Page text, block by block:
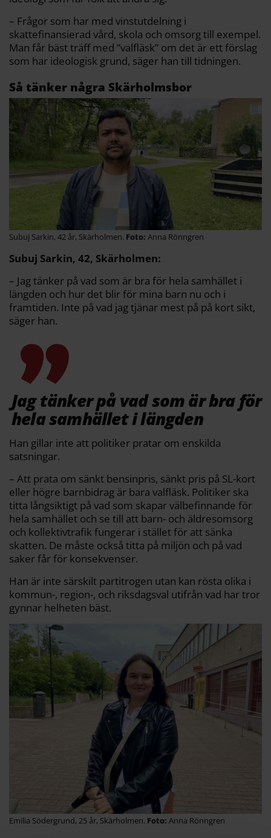
– Frågor som har med vinstutdelning i
skattefinansierad vård, skola och omsorg till exempel.
Man får bäst träff med ”valfläsk” om det är ett förslag
som har ideologisk grund, säger han till tidningen.
Så tänker några Skärholmsbor
Subuj Sarkin, 42 år, Skärholmen. Anna Rönngren
Subuj Sarkin, 42, Skärholmen:
– Jag tänker på vad som är bra för hela samhället i
längden och hur det blir för mina barn nu och i
framtiden. Inte på vad jag tjänar mest på på kort sikt,
säger han.
Jag tänker på vad som är bra för
hela samhället i längden
Han gillar inte att politiker pratar om enskilda
satsningar.
– Att prata om sänkt bensinpris, sänkt pris på SL-kort
eller högre barnbidrag är bara valfläsk. Politiker ska
titta långsiktigt på vad som skapar välbefinnande för
hela samhället och se till att barn- och äldresomsorg
och kollektivtrafik fungerar i stället för att sänka
skatten. De måste också titta på miljön och på vad
saker får för konsekvenser.
Han är inte särskilt partitrogen utan kan rösta olika i
kommun-, region-, och riksdagsval utifrån vad har tror
gynnar helheten bäst.
Emilia Södergrund, 25 år, Skärholmen. Anna Rönngren